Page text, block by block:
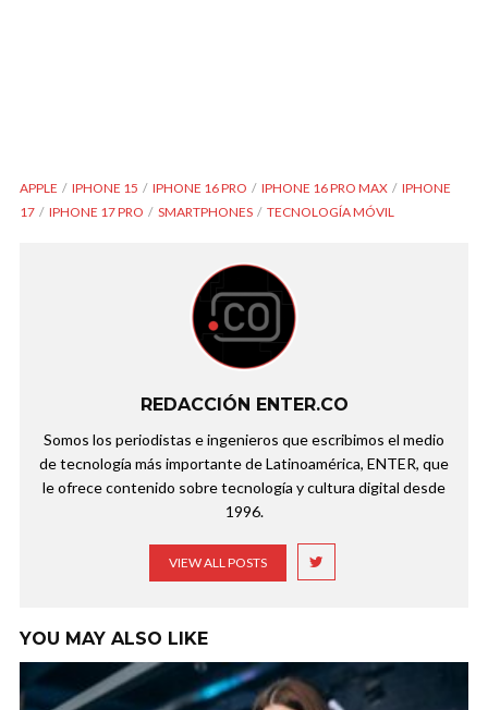
APPLE IPHONE 15 IPHONE 16 PRO IPHONE 16 PRO MAX
IPHONE
17
IPHONE 17 PRO SMARTPHONES TECNOLOGÍA MÓVIL
REDACCIÓN ENTER.CO
Somos los periodistas e ingenieros que escribimos el medio
de tecnología más importante de Latinoamérica, ENTER, que
le ofrece contenido sobre tecnología y cultura digital desde
1996.
VIEW ALL POSTS
YOU MAY ALSO LIKE